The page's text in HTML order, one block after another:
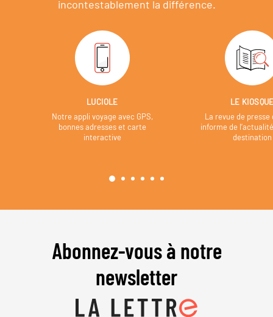
incontestablement la différence.
LUCIOLE
Notre appli voyage avec GPS,
bonnes adresses et carte
interactive
LE
La revue de presse
informe de
destination
Abonnez-vous à notre
newsletter